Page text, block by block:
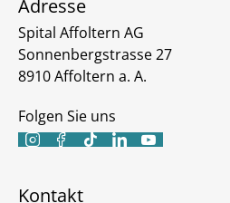
Adresse
Spital Affoltern AG
Sonnenbergstrasse 27
8910 Affoltern a. A.
Folgen Sie uns
    
Kontakt